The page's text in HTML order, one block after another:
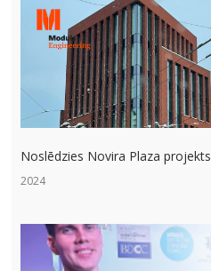
Noslēdzies Novira Plaza projekts
2024